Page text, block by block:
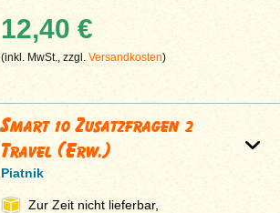
12,40 €
(inkl. MwSt., zzgl.Versandkosten)
Smart 10 Zusatzfragen 2
Travel (Erw.)
Piatnik
Zur Zeit nicht lieferbar,